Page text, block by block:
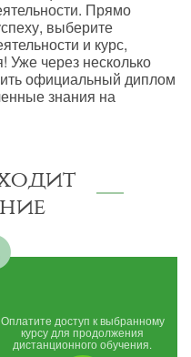
Прямо
выберите
и курс,
Уже через несколько
официальный диплом
знания на
Оплатите доступ к выбранному
курсу для продолжения
дистанционного обучения.